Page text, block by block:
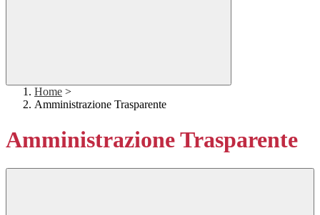
Home >
Amministrazione Trasparente
Amministrazione Trasparente